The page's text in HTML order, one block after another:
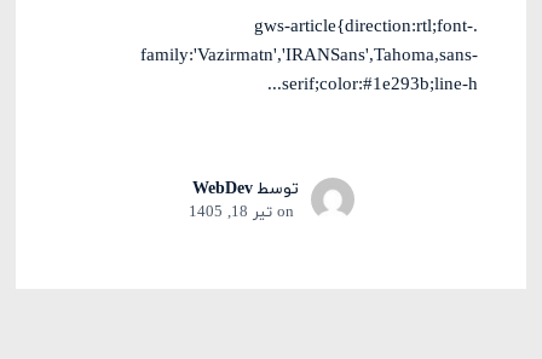
.gws-article{direction:rtl;font-
family:'Vazirmatn','IRANSans',Tahoma,sans-
serif;color:#1e293b;line-h...
توسطWebDev
on تیر 18, 1405